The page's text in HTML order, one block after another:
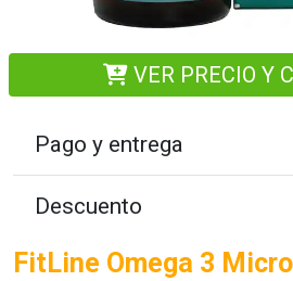
VER PRECIO Y
Pago y entrega
Descuento
FitLine Omega 3